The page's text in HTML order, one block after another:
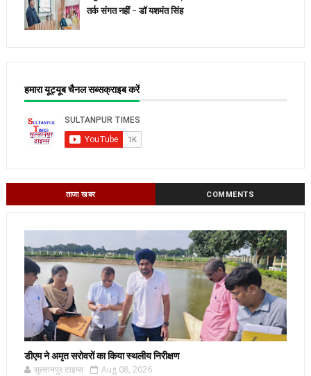
तर्क संगत नहीं - डॉ यशमंत सिंह
हमारा यूट्यूब चैनल सब्सक्राइब करें
ताजा खबर COMMENTS
डीएम ने अमृत सरोवरों का किया स्थलीय निरीक्षण
सुल्तानपुर टाइम्स Aug 08, 2026